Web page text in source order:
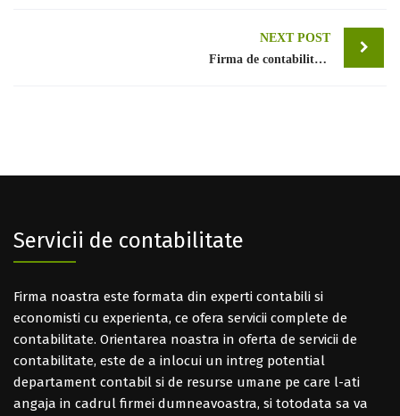
NEXT POST
Firma de contabilitate Bucuresti sector 1
Servicii de contabilitate
Firma noastra este formata din experti contabili si
economisti cu experienta, ce ofera servicii complete de
contabilitate. Orientarea noastra in oferta de servicii de
contabilitate, este de a inlocui un intreg potential
departament contabil si de resurse umane pe care l-ati
angaja in cadrul firmei dumneavoastra, si totodata sa va